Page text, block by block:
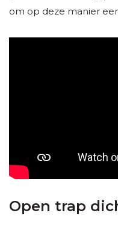
om op deze manier
Open trap